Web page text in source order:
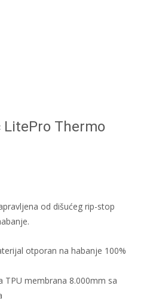
Thermo
od dišućeg rip-stop
otporan na habanje 100%
TPU membrana 8.000mm sa